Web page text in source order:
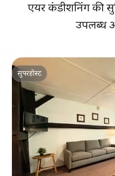
एयर कंडीशनिंग की
उपलब्ध
सुपरहोस्ट
सुपरहोस्ट